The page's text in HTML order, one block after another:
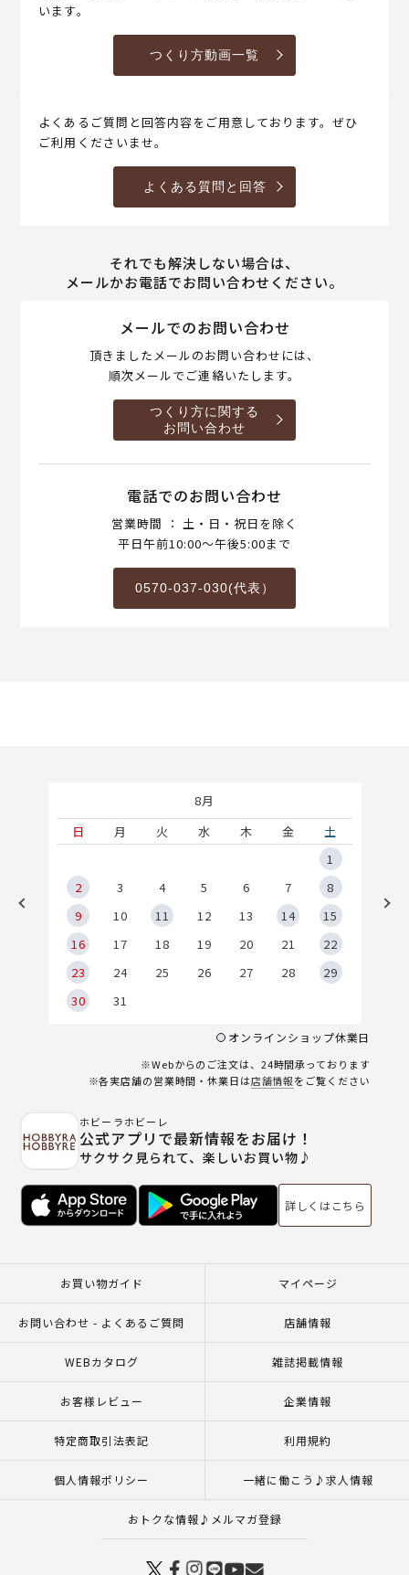
います。
つくり方動画一覧
よくあるご質問と回答内容をご用意しております。ぜひ
ご利用くださいませ。
よくある質問と回答
それでも解決しない場合は、
メールかお電話でお問い合わせください。
メールでのお問い合わせ
頂きましたメールのお問い合わせには、
順次メールでご連絡いたします。
つくり方に関する
お問い合わせ
電話でのお問い合わせ
営業時間 ： 土・日・祝日を除く
平日午前10:00～午後5:00まで
0570-037-030(代表）
8月
日
月 火 水 木 金
土
1
2
3 4 5 6 7
8
9
10 11 12 13 14
15
16
17 18 19 20 21
22
23
24 25 26 27 28
29
30
31
オンラインショップ休業日
※Webからのご注文は、24時間承っております
※各実店舗の営業時間・休業日は店舗情報をご覧ください
ホビーラホビーレ
公式アプリで最新情報をお届け！
サクサク見られて、楽しいお買い物♪
詳しくはこちら
お買い物ガイド マイページ
お問い合わせ - よくあるご質問 店舗情報
WEBカタログ 雑誌掲載情報
お客様レビュー 企業情報
特定商取引法表記 利用規約
個人情報ポリシー 一緒に働こう♪求人情報
おトクな情報♪メルマガ登録